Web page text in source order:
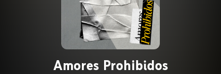
Amores Prohibidos